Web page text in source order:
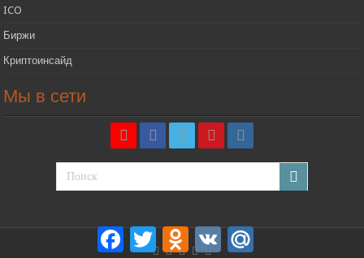
ICO
Биржи
Криптоинсайд
Мы в сети
FacebookTwitter Odnoklassniki
VK